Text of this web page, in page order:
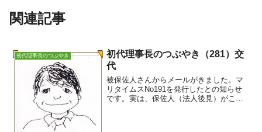
関連記事
初代理事長のつぶやき
初代理事長のつぶやき（281）交
代
被保佐人さんからメールがきました。マ
リタイムスNo191を発行したとの知らせ
です。実は、保佐人（法人後見）がこの